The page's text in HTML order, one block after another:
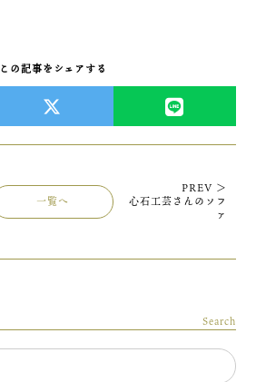
この記事をシェアする
一覧へ
PREV ＞
心石工芸さんのソフ
ァ
Search